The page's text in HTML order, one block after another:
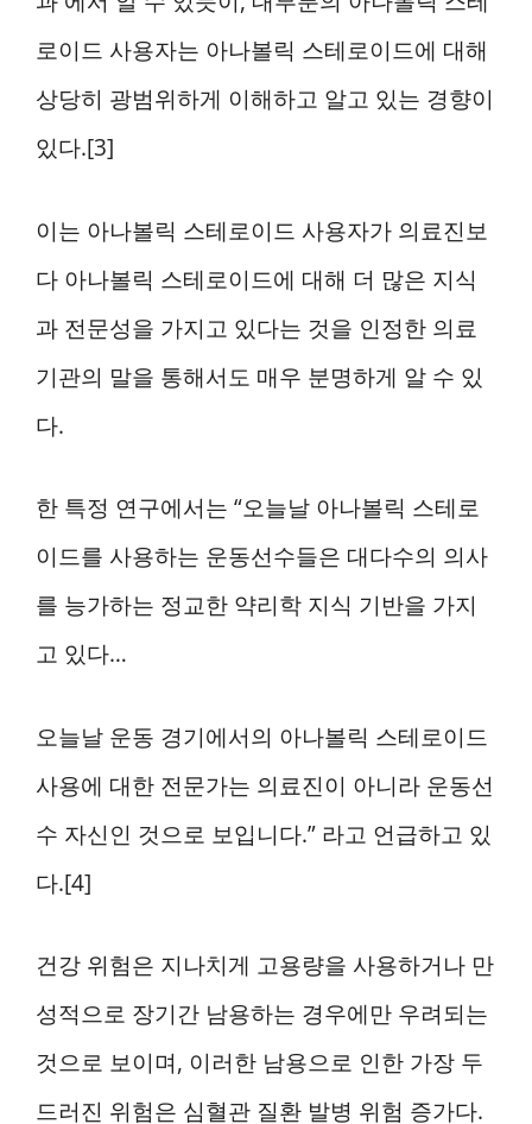
로이드 사용자는 아나볼릭 스테로이드에 대해
상당히 광범위하게 이해하고 알고 있는 경향이
있다.[3]
이는 아나볼릭 스테로이드 사용자가 의료진보
다 아나볼릭 스테로이드에 대해 더 많은 지식
과 전문성을 가지고 있다는 것을 인정한 의료
기관의 말을 통해서도 매우 분명하게 알 수 있
다.
한 특정 연구에서는 “오늘날 아나볼릭 스테로
이드를 사용하는 운동선수들은 대다수의 의사
를 능가하는 정교한 약리학 지식 기반을 가지
고 있다…
오늘날 운동 경기에서의 아나볼릭 스테로이드
사용에 대한 전문가는 의료진이 아니라 운동선
수 자신인 것으로 보입니다.” 라고 언급하고 있
다.[4]
건강 위험은 지나치게 고용량을 사용하거나 만
성적으로 장기간 남용하는 경우에만 우려되는
것으로 보이며, 이러한 남용으로 인한 가장 두
드러진 위험은 심혈관 질환 발병 위험 증가다.